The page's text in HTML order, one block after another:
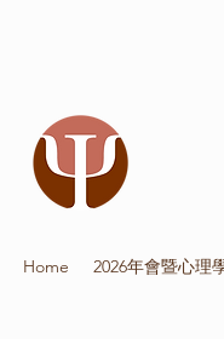
Home 2026年會暨心理